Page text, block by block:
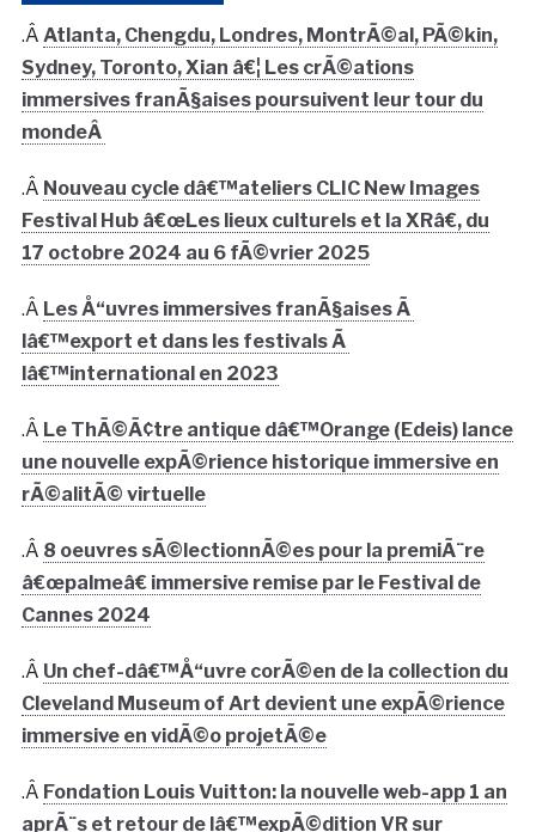
.Â Atlanta, Chengdu, Londres, MontrÃ©al, PÃ©kin,
Sydney, Toronto, Xian â€¦ Les crÃ©ations
immersives franÃ§aises poursuivent leur tour du
mondeÂ
.Â Nouveau cycle dâ€™ateliers CLIC New Images
Festival Hub â€œLes lieux culturels et la XRâ€, du
17 octobre 2024 au 6 fÃ©vrier 2025
.Â Les Å“uvres immersives franÃ§aises Ã
lâ€™export et dans les festivals Ã
lâ€™international en 2023
.Â Le ThÃ©Ã¢tre antique dâ€™Orange (Edeis) lance
une nouvelle expÃ©rience historique immersive en
rÃ©alitÃ© virtuelle
.Â 8 oeuvres sÃ©lectionnÃ©es pour la premiÃ¨re
â€œpalmeâ€ immersive remise par le Festival de
Cannes 2024
.Â Un chef-dâ€™Å“uvre corÃ©en de la collection du
Cleveland Museum of Art devient une expÃ©rience
immersive en vidÃ©o projetÃ©e
.Â Fondation Louis Vuitton: la nouvelle web-app 1 an
aprÃ¨s et retour de lâ€™expÃ©dition VR sur